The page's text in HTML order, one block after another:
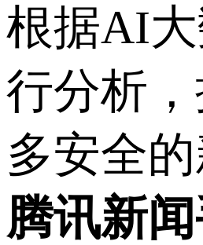
根据AI
行分析
多安全的
腾讯新